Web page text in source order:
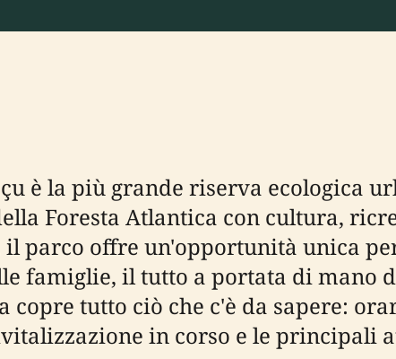
è la più grande riserva ecologica
Foresta Atlantica con cultura,
il parco offre un'opportunità unica
famiglie, il tutto a portata di mano
copre tutto ciò che c'è da sapere:
in corso e le principali